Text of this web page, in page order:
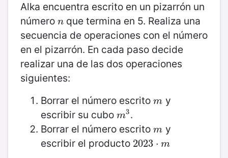
Alka encuentra escrito en un pizarrón un
número n
n que termina en 5. Realiza una
secuencia de operaciones con el número
en el pizarrón. En cada paso decide
realizar una de las dos operaciones
siguientes:
Borrar el número escrito m
m y
escribir su cubo m3
m3.
Borrar el número escrito m
m y
escribir el producto 2023 ⋅ m
2023⋅ m